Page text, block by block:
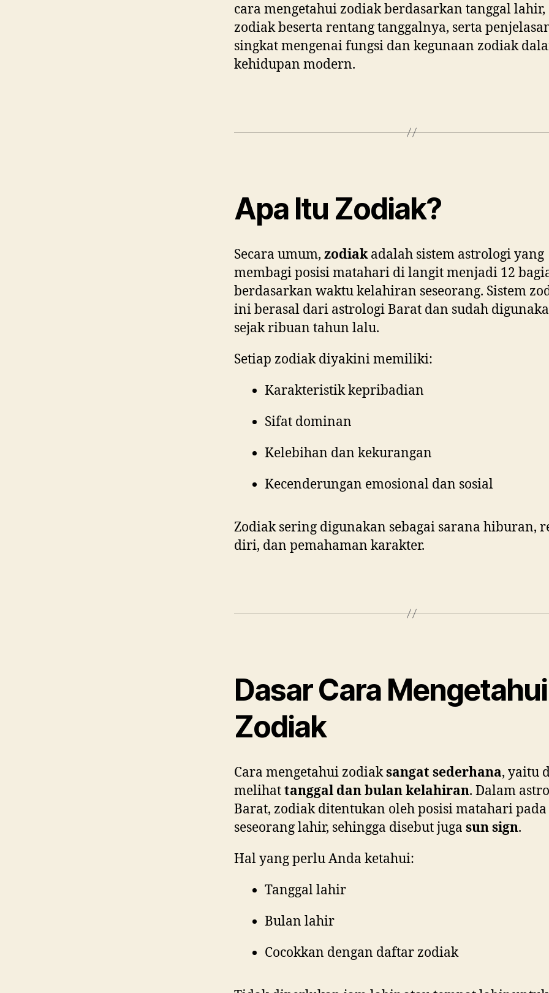
cara mengetahui zodiak berdasarkan tanggal
zodiak beserta rentang tanggalnya, serta
singkat mengenai fungsi dan kegunaan zodiak
kehidupan modern.
Apa Itu Zodiak?
Secara umum, zodiakadalah sistem astrologi yang
membagi posisi matahari di langit menjadi 12
berdasarkan waktu kelahiran seseorang. Sistem
ini berasal dari astrologi Barat dan sudah
sejak ribuan tahun lalu.
Setiap zodiak diyakini memiliki:
Karakteristik kepribadian
Sifat dominan
Kelebihan dan kekurangan
Kecenderungan emosional dan sosial
Zodiak sering digunakan sebagai sarana hiburan,
diri, dan pemahaman karakter.
Dasar Cara Mengetahui
Zodiak
Cara mengetahui zodiaksangat sederhana, yaitu
melihattanggal dan bulan kelahiran. Dalam
Barat, zodiak ditentukan oleh posisi matahari pada
seseorang lahir, sehingga disebut juga sun sign.
Hal yang perlu Anda ketahui:
Tanggal lahir
Bulan lahir
Cocokkan dengan daftar zodiak